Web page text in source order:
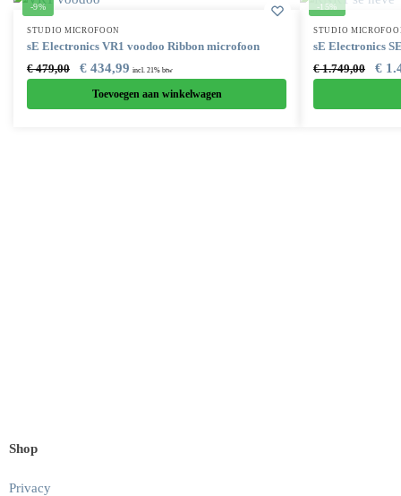
-9%
STUDIO MICROFOON
sE Electronics VR1 voodoo Ribbon microfoon
€479,00 € 434,99 incl. 21% btw
Toevoegen aan winkelwagen
-15%
STUDIO
sE Electronics
€1.749,00 €
Shop
Privacy